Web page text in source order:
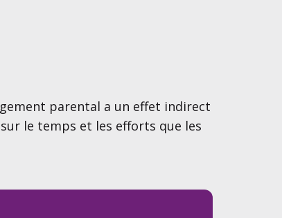
parental a un effet indirect
le temps et les efforts que les